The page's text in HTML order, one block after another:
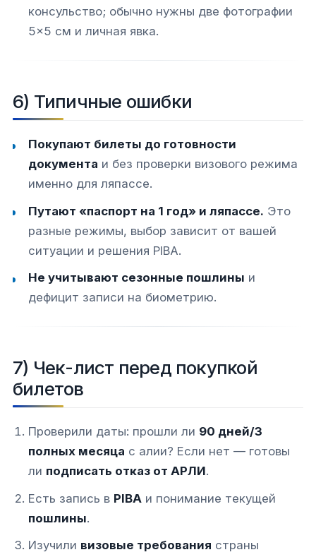
консульство; обычно нужны две фотографии
5×5 см и личная явка.
6) Типичные ошибки
Покупают билеты до готовности
документа и без проверки визового режима
именно для ляпассе.
Путают «паспорт на 1 год» и ляпассе. Это
разные режимы, выбор зависит от вашей
ситуации и решения PIBA.
Не учитывают сезонные пошлины и
дефицит записи на биометрию.
7) Чек-лист перед покупкой
билетов
Проверили даты: прошли ли 90 дней/3
полных месяца с алии? Если нет — готовы
ли подписать отказ от АРЛИ.
Есть запись в PIBA и понимание текущей
пошлины.
Изучили визовые требования страны